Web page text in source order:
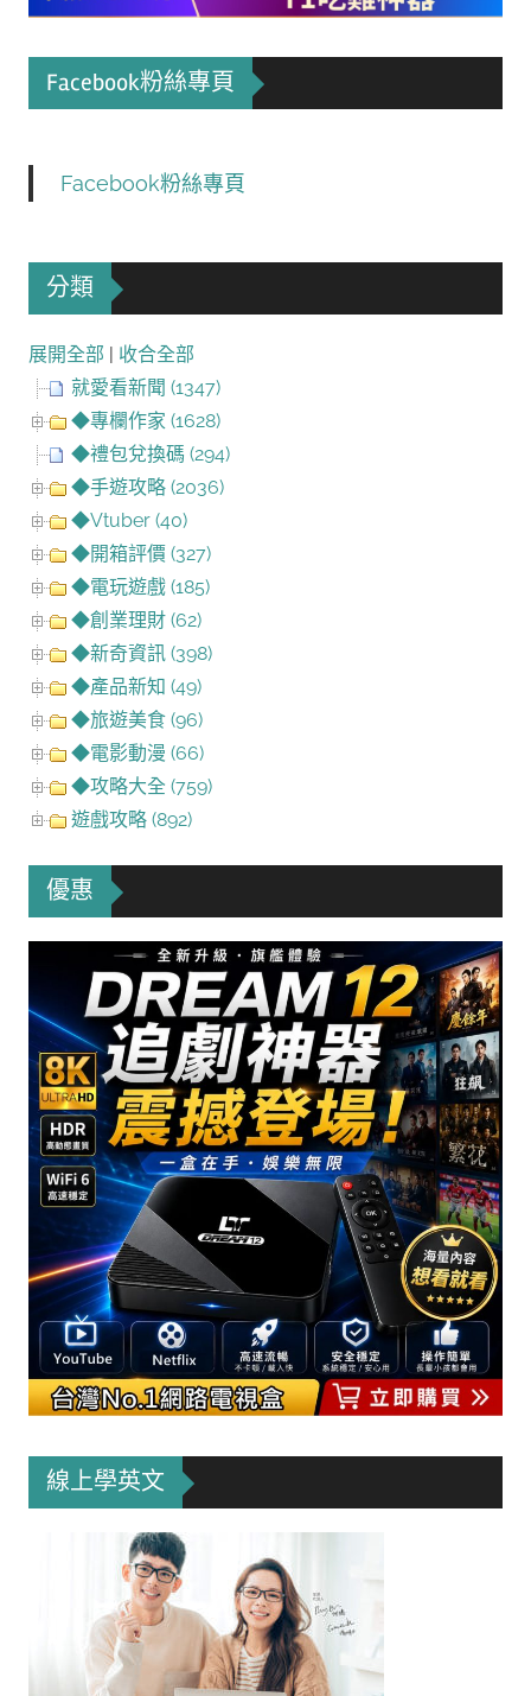
Facebook粉絲專頁
Facebook粉絲專頁
分類
展開全部 | 收合全部
就愛看新聞 (1347)
◆專欄作家 (1628)
◆禮包兌換碼 (294)
◆手遊攻略 (2036)
◆Vtuber (40)
◆開箱評價 (327)
◆電玩遊戲 (185)
◆創業理財 (62)
◆新奇資訊 (398)
◆產品新知 (49)
◆旅遊美食 (96)
◆電影動漫 (66)
◆攻略大全 (759)
遊戲攻略 (892)
優惠
線上學英文